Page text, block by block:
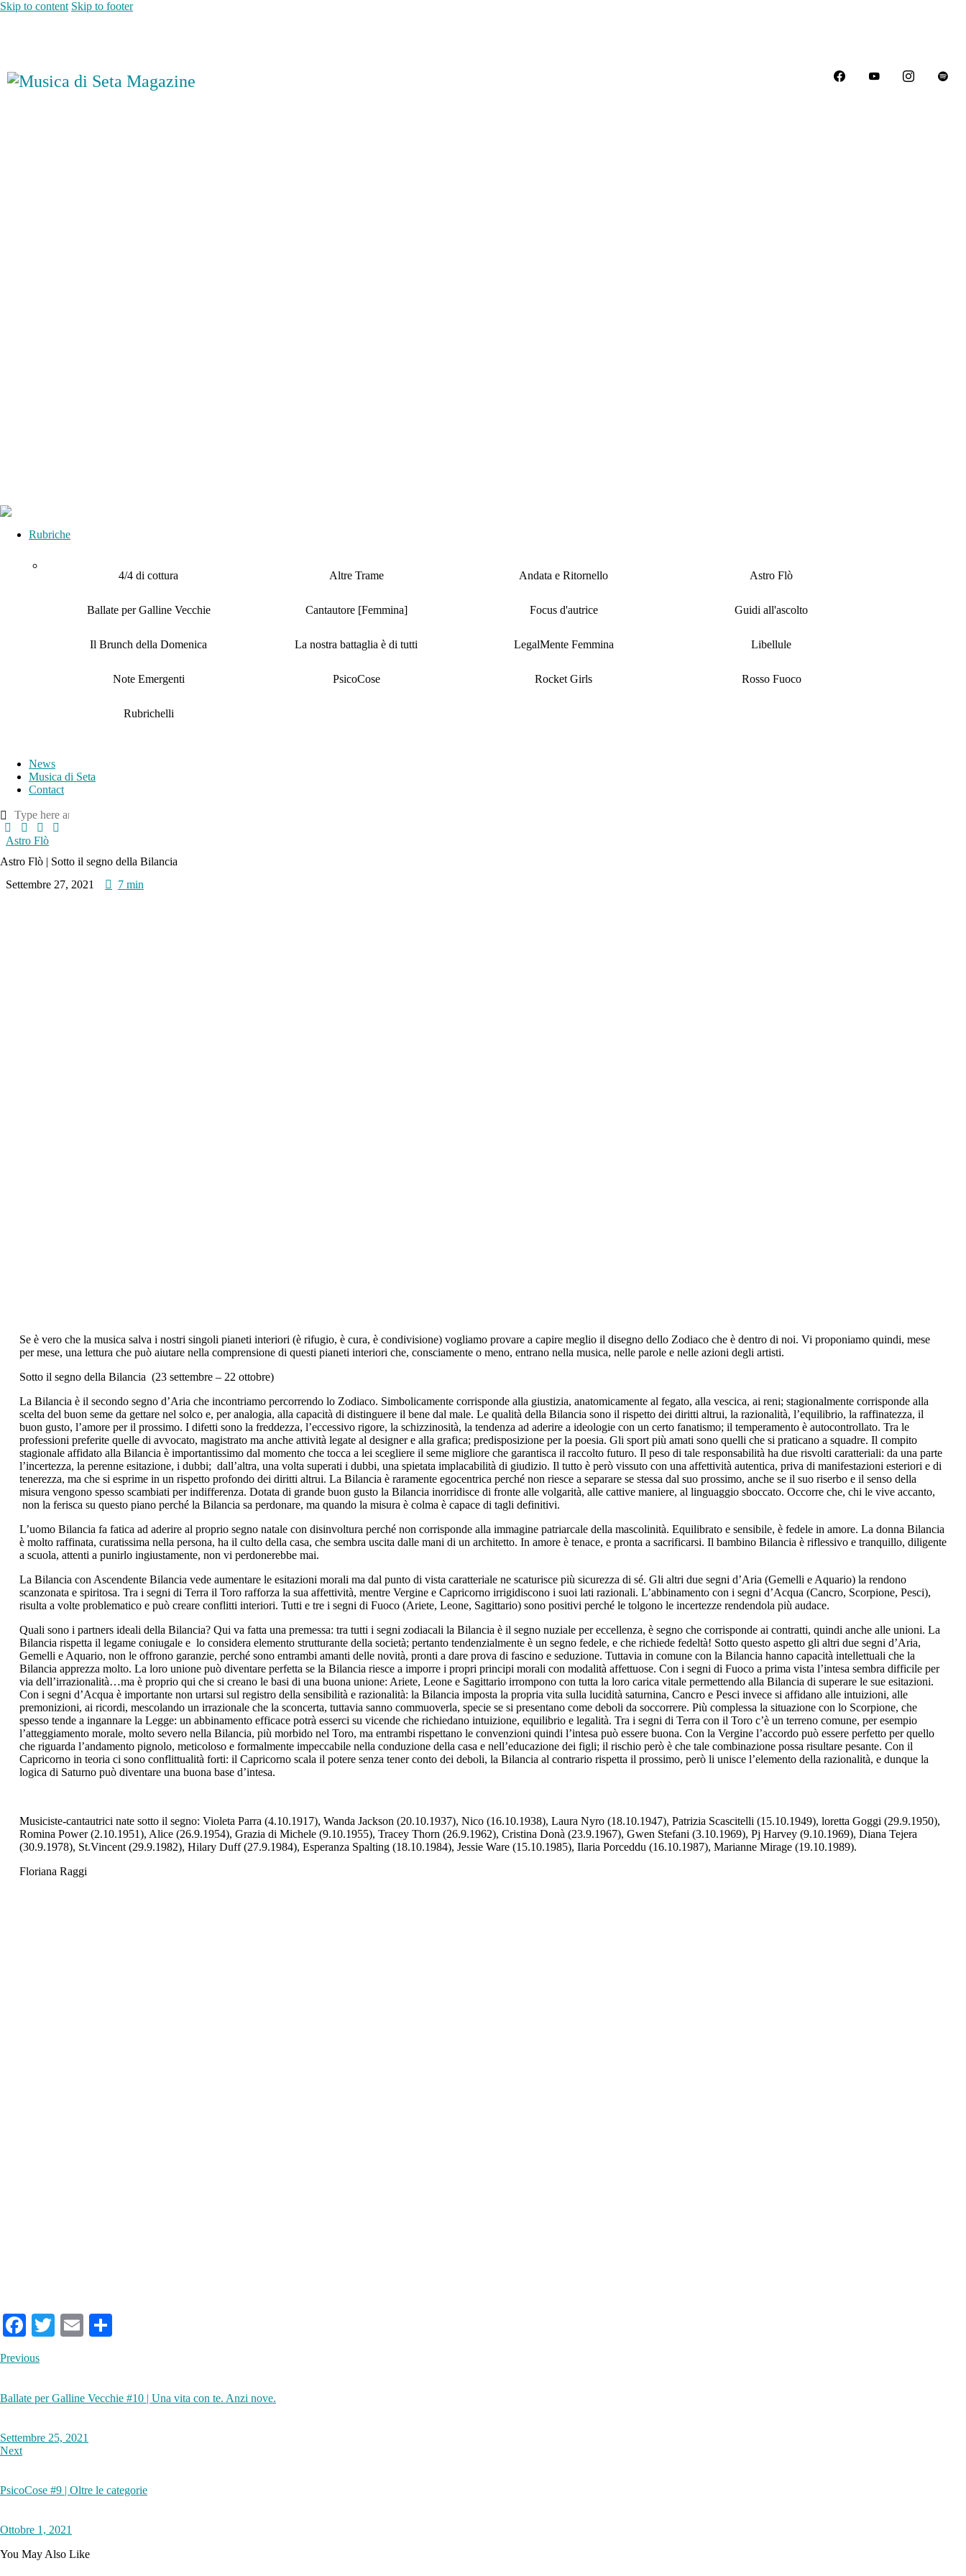
Skip to content Skip to footer
Rubriche
4/4 di cottura Altre Trame Andata e Ritornello Astro Flò
Ballate per Galline Vecchie Cantautore [Femmina] Focus d'autrice Guidi all'ascolto
Il Brunch della Domenica La nostra battaglia è di tutti LegalMente Femmina Libellule
Note Emergenti PsicoCose Rocket Girls Rosso Fuoco
Rubrichelli
News
Musica di Seta
Contact
Astro Flò
Astro Flò | Sotto il segno della Bilancia
Settembre 27, 2021
7 min
Se è vero che la musica salva i nostri singoli pianeti interiori (è rifugio, è cura, è condivisione) vogliamo provare a capire meglio il disegno dello Zodiaco che è dentro di noi. Vi proponiamo quindi, mese
per mese, una lettura che può aiutare nella comprensione di questi pianeti interiori che, consciamente o meno, entrano nella musica, nelle parole e nelle azioni degli artisti.
Sotto il segno della Bilancia (23 settembre – 22 ottobre)
La Bilancia è il secondo segno d’Aria che incontriamo percorrendo lo Zodiaco. Simbolicamente corrisponde alla giustizia, anatomicamente al fegato, alla vescica, ai reni; stagionalmente corrisponde alla
scelta del buon seme da gettare nel solco e, per analogia, alla capacità di distinguere il bene dal male. Le qualità della Bilancia sono il rispetto dei diritti altrui, la razionalità, l’equilibrio, la raffinatezza, il
buon gusto, l’amore per il prossimo. I difetti sono la freddezza, l’eccessivo rigore, la schizzinosità, la tendenza ad aderire a ideologie con un certo fanatismo; il temperamento è autocontrollato. Tra le
professioni preferite quelle di avvocato, magistrato ma anche attività legate al designer e alla grafica; predisposizione per la poesia. Gli sport più amati sono quelli che si praticano a squadre. Il compito
stagionale affidato alla Bilancia è importantissimo dal momento che tocca a lei scegliere il seme migliore che garantisca il raccolto futuro. Il peso di tale responsabilità ha due risvolti caratteriali: da una parte
l’incertezza, la perenne esitazione, i dubbi; dall’altra, una volta superati i dubbi, una spietata implacabilità di giudizio. Il tutto è però vissuto con una affettività autentica, priva di manifestazioni esteriori e di
tenerezza, ma che si esprime in un rispetto profondo dei diritti altrui. La Bilancia è raramente egocentrica perché non riesce a separare se stessa dal suo prossimo, anche se il suo riserbo e il senso della
misura vengono spesso scambiati per indifferenza. Dotata di grande buon gusto la Bilancia inorridisce di fronte alle volgarità, alle cattive maniere, al linguaggio sboccato. Occorre che, chi le vive accanto,
non la ferisca su questo piano perché la Bilancia sa perdonare, ma quando la misura è colma è capace di tagli definitivi.
L’uomo Bilancia fa fatica ad aderire al proprio segno natale con disinvoltura perché non corrisponde alla immagine patriarcale della mascolinità. Equilibrato e sensibile, è fedele in amore. La donna Bilancia
è molto raffinata, curatissima nella persona, ha il culto della casa, che sembra uscita dalle mani di un architetto. In amore è tenace, e pronta a sacrificarsi. Il bambino Bilancia è riflessivo e tranquillo, diligente
a scuola, attenti a punirlo ingiustamente, non vi perdonerebbe mai.
La Bilancia con Ascendente Bilancia vede aumentare le esitazioni morali ma dal punto di vista caratteriale ne scaturisce più sicurezza di sé. Gli altri due segni d’Aria (Gemelli e Aquario) la rendono
scanzonata e spiritosa. Tra i segni di Terra il Toro rafforza la sua affettività, mentre Vergine e Capricorno irrigidiscono i suoi lati razionali. L’abbinamento con i segni d’Acqua (Cancro, Scorpione, Pesci),
risulta a volte problematico e può creare conflitti interiori. Tutti e tre i segni di Fuoco (Ariete, Leone, Sagittario) sono positivi perché le tolgono le incertezze rendendola più audace.
Quali sono i partners ideali della Bilancia? Qui va fatta una premessa: tra tutti i segni zodiacali la Bilancia è il segno nuziale per eccellenza, è segno che corrisponde ai contratti, quindi anche alle unioni. La
Bilancia rispetta il legame coniugale e lo considera elemento strutturante della società; pertanto tendenzialmente è un segno fedele, e che richiede fedeltà! Sotto questo aspetto gli altri due segni d’Aria,
Gemelli e Aquario, non le offrono garanzie, perché sono entrambi amanti delle novità, pronti a dare prova di fascino e seduzione. Tuttavia in comune con la Bilancia hanno capacità intellettuali che la
Bilancia apprezza molto. La loro unione può diventare perfetta se la Bilancia riesce a imporre i propri principi morali con modalità affettuose. Con i segni di Fuoco a prima vista l’intesa sembra difficile per
via dell’irrazionalità…ma è proprio qui che si creano le basi di una buona unione: Ariete, Leone e Sagittario irrompono con tutta la loro carica vitale permettendo alla Bilancia di superare le sue esitazioni.
Con i segni d’Acqua è importante non urtarsi sul registro della sensibilità e razionalità: la Bilancia imposta la propria vita sulla lucidità saturnina, Cancro e Pesci invece si affidano alle intuizioni, alle
premonizioni, ai ricordi, mescolando un irrazionale che la sconcerta, tuttavia sanno commuoverla, specie se si presentano come deboli da soccorrere. Più complessa la situazione con lo Scorpione, che
spesso tende a ingannare la Legge: un abbinamento efficace potrà esserci su vicende che richiedano intuizione, equilibrio e legalità. Tra i segni di Terra con il Toro c’è un terreno comune, per esempio
l’atteggiamento morale, molto severo nella Bilancia, più morbido nel Toro, ma entrambi rispettano le convenzioni quindi l’intesa può essere buona. Con la Vergine l’accordo può essere perfetto per quello
che riguarda l’andamento pignolo, meticoloso e formalmente impeccabile nella conduzione della casa e nell’educazione dei figli; il rischio però è che tale combinazione possa risultare pesante. Con il
Capricorno in teoria ci sono conflittualità forti: il Capricorno scala il potere senza tener conto dei deboli, la Bilancia al contrario rispetta il prossimo, però li unisce l’elemento della razionalità, e dunque la
logica di Saturno può diventare una buona base d’intesa.
Musiciste-cantautrici nate sotto il segno: Violeta Parra (4.10.1917), Wanda Jackson (20.10.1937), Nico (16.10.1938), Laura Nyro (18.10.1947), Patrizia Scascitelli (15.10.1949), loretta Goggi (29.9.1950),
Romina Power (2.10.1951), Alice (26.9.1954), Grazia di Michele (9.10.1955), Tracey Thorn (26.9.1962), Cristina Donà (23.9.1967), Gwen Stefani (3.10.1969), Pj Harvey (9.10.1969), Diana Tejera
(30.9.1978), St.Vincent (29.9.1982), Hilary Duff (27.9.1984), Esperanza Spalting (18.10.1984), Jessie Ware (15.10.1985), Ilaria Porceddu (16.10.1987), Marianne Mirage (19.10.1989).
Floriana Raggi
Fa
bo
ok
T
r
E
Previous
Ballate per Galline Vecchie #10 | Una vita con te. Anzi nove.
Settembre 25, 2021
Next
PsicoCose #9 | Oltre le categorie
Ottobre 1, 2021
You May Also Like